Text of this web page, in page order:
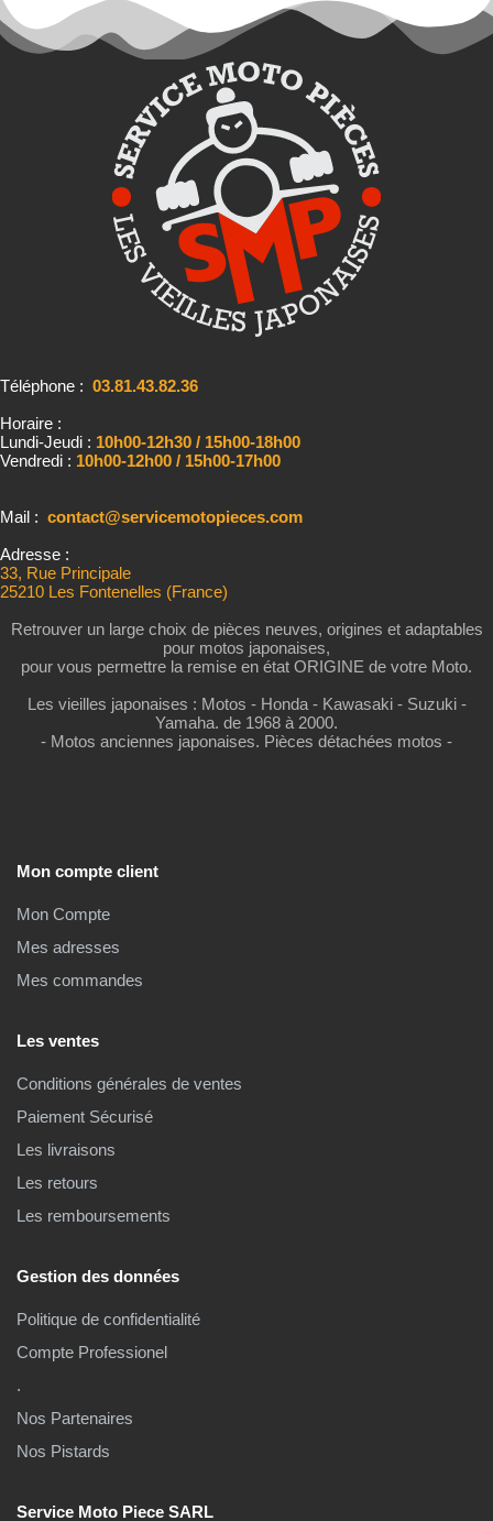
Téléphone : 03.81.43.82.36
Horaire :
Lundi-Jeudi : 10h00-12h30 / 15h00-18h00
Vendredi : 10h00-12h00 / 15h00-17h00
Mail : contact@servicemotopieces.com
Adresse :
33, Rue Principale
25210 Les Fontenelles (France)
Retrouver un large choix de pièces neuves, origines et adaptables
pour motos japonaises,
pour vous permettre la remise en état ORIGINE de votre Moto.
Les vieilles japonaises : Motos - Honda - Kawasaki - Suzuki -
Yamaha. de 1968 à 2000.
- Motos anciennes japonaises. Pièces détachées motos -
Mon compte client
Mon Compte
Mes adresses
Mes commandes
Les ventes
Conditions générales de ventes
Paiement Sécurisé
Les livraisons
Les retours
Les remboursements
Gestion des données
Politique de confidentialité
Compte Professionel
.
Nos Partenaires
Nos Pistards
Service Moto Piece SARL